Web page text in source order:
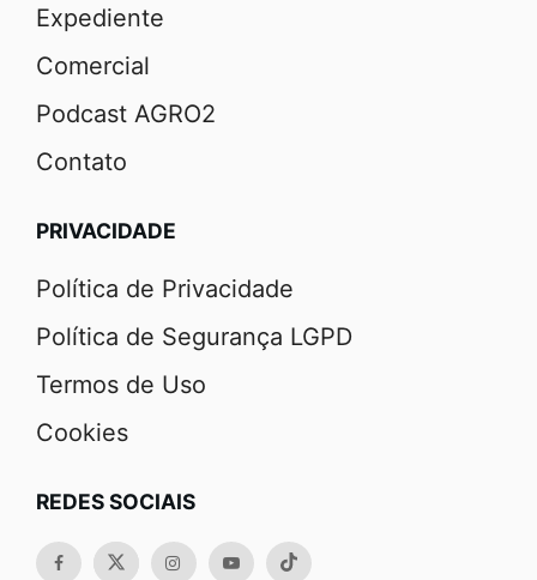
Expediente
Comercial
Podcast AGRO2
Contato
PRIVACIDADE
Política de Privacidade
Política de Segurança LGPD
Termos de Uso
Cookies
REDES SOCIAIS